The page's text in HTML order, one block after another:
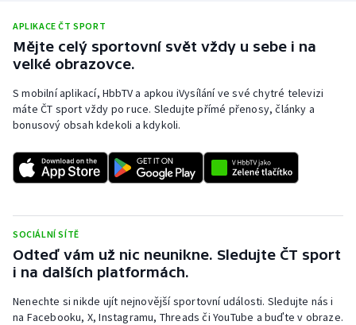
APLIKACE ČT SPORT
Mějte celý sportovní svět vždy u sebe i na
velké obrazovce.
S mobilní aplikací, HbbTV a apkou iVysílání ve své chytré televizi
máte ČT sport vždy po ruce. Sledujte přímé přenosy, články a
bonusový obsah kdekoli a kdykoli.
SOCIÁLNÍ SÍTĚ
Odteď vám už nic neunikne. Sledujte ČT sport
i na dalších platformách.
Nenechte si nikde ujít nejnovější sportovní události. Sledujte nás i
na Facebooku, X, Instagramu, Threads či YouTube a buďte v obraze.